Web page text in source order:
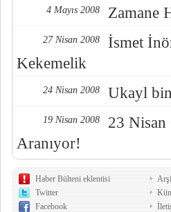
4 Mayıs 2008 Zamane
27 Nisan 2008
İsmet
Kekemelik
24 Nisan 2008 Ukayl
19 Nisan 2008
23 Nisan
Aranıyor!
Haber Bülteni eklentisi
Twitter
Facebook